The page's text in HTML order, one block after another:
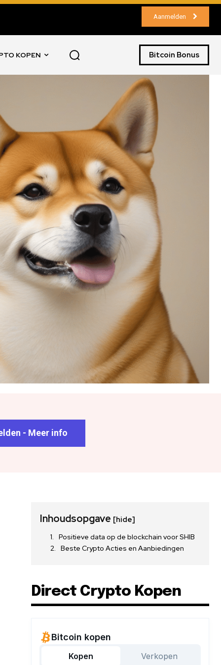
Aanmelden
KOPEN Bitcoin Bonus
- Meer info
Inhoudsopgave [hide]
Positieve data op de blockchain voor SHIB
Beste Crypto Acties en Aanbiedingen
Direct Crypto Kopen